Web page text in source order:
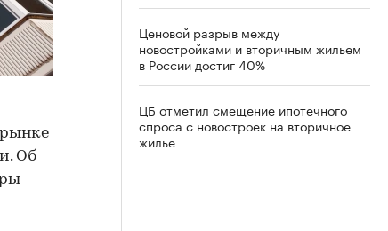
Об
Ценовой разрыв между
новостройками и вторичным жильем
в России достиг 40%
ЦБ отметил смещение ипотечного
спроса с новостроек на вторичное
жилье